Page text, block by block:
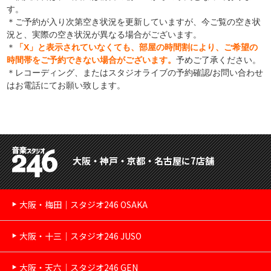
す。
＊ご予約が入り次第空き状況を更新していますが、今ご覧の空き状
況と、実際の空き状況が異なる場合がございます。
＊
「X」と表示されていなくても、部屋の時間割により、ご希望の
時間帯をご予約できない場合がございます。予めご了承ください。
＊レコーディング、またはスタジオライブの予約確認/お問い合わせ
はお電話にてお願い致します。
大阪・神戸・京都・名古屋に7店舗
大阪・梅田｜スタジオ246 OSAKA
大阪・十三｜スタジオ246 JUSO
大阪・天六｜スタジオ246 GEN